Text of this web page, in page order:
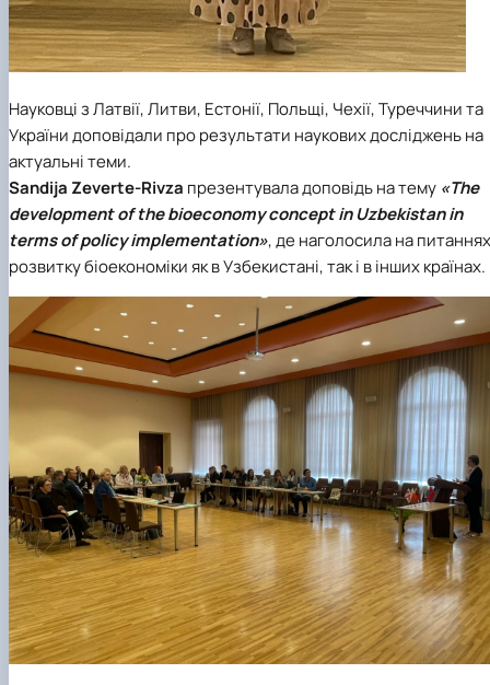
Науковці з Латвії, Литви, Естонії, Польщі, Чехії, Туреччини та
України доповідали про результати наукових досліджень на
актуальні теми.
Sandija Zeverte-Rivza презентувала доповідь на тему «Тhe
development of the bioeconomy concept in Uzbekistan in
terms of policy implementation», де наголосила на питаннях
розвитку біоекономіки як в Узбекистані, так і в інших країнах.